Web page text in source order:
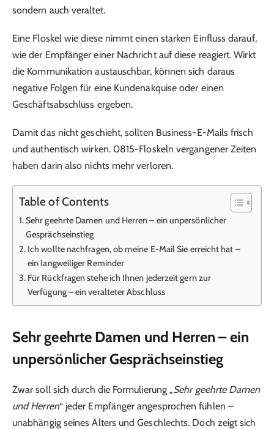
sondern auch veraltet.
Eine Floskel wie diese nimmt einen starken Einfluss darauf,
wie der Empfänger einer Nachricht auf diese reagiert. Wirkt
die Kommunikation austauschbar, können sich daraus
negative Folgen für eine Kundenakquise oder einen
Geschäftsabschluss ergeben.
Damit das nicht geschieht, sollten Business-E-Mails frisch
und authentisch wirken. 0815-Floskeln vergangener Zeiten
haben darin also nichts mehr verloren.
Table of Contents
Sehr geehrte Damen und Herren – ein unpersönlicher
Gesprächseinstieg
Ich wollte nachfragen, ob meine E-Mail Sie erreicht hat –
ein langweiliger Reminder
Für Rückfragen stehe ich Ihnen jederzeit gern zur
Verfügung – ein veralteter Abschluss
Sehr geehrte Damen und Herren – ein
unpersönlicher Gesprächseinstieg
Zwar soll sich durch die Formulierung „Sehr geehrte Damen
und Herren“ jeder Empfänger angesprochen fühlen –
unabhängig seines Alters und Geschlechts. Doch zeigt sich